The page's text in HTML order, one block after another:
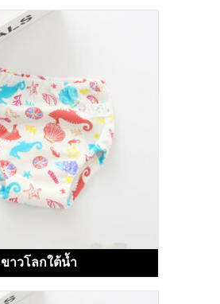
ขาวโลกใต้น้ำ